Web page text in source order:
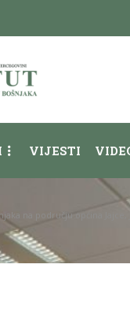
VIJESTI
na području općina Jajce,